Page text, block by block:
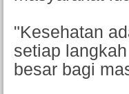
"Kesehatan
setiap
besar bagi